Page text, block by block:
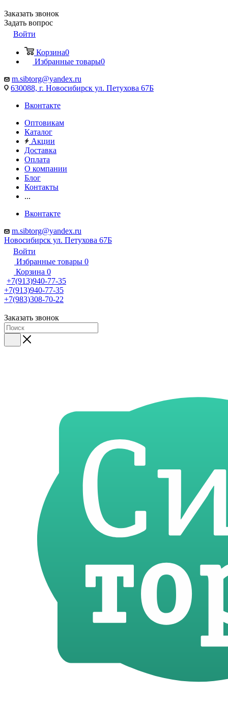
Заказать звонок
Задать вопрос
Войти
Корзина0
Избранные товары0
m.sibtorg@yandex.ru
630088, г. Новосибирск ул. Петухова 67Б
Вконтакте
Оптовикам
Каталог
Акции
Доставка
Оплата
О компании
Блог
Контакты
...
Вконтакте
m.sibtorg@yandex.ru
Новосибирск ул. Петухова 67Б
Войти
Избранные товары 0
Корзина 0
+7(913)940-77-35
+7(913)940-77-35
+7(983)308-70-22
Заказать звонок